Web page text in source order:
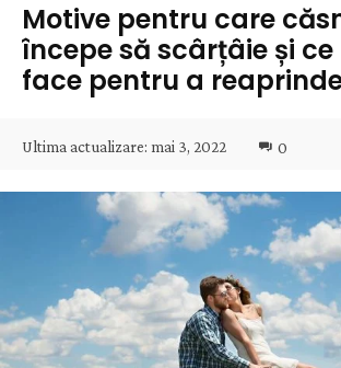
Motive pentru care
începe să scârțâie și
face pentru a
Ultima actualizare: mai 3, 2022 0